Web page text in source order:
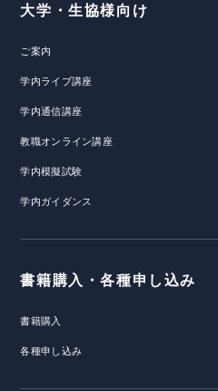
大学・生協様向け
ご案内
学内ライブ講座
学内通信講座
教職オンライン講座
学内模擬試験
学内ガイダンス
書籍購入・各種申し込み
書籍購入
各種申し込み